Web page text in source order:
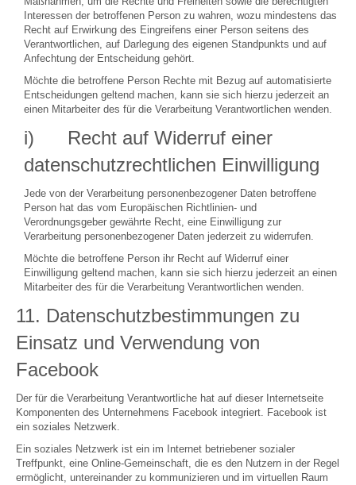
Interessen der betroffenen Person zu wahren, wozu mindestens das
Recht auf Erwirkung des Eingreifens einer Person seitens des
Verantwortlichen, auf Darlegung des eigenen Standpunkts und auf
Anfechtung der Entscheidung gehört.
Möchte die betroffene Person Rechte mit Bezug auf automatisierte
Entscheidungen geltend machen, kann sie sich hierzu jederzeit an
einen Mitarbeiter des für die Verarbeitung Verantwortlichen wenden.
i) Recht auf Widerruf einer
datenschutzrechtlichen Einwilligung
Jede von der Verarbeitung personenbezogener Daten betroffene
Person hat das vom Europäischen Richtlinien- und
Verordnungsgeber gewährte Recht, eine Einwilligung zur
Verarbeitung personenbezogener Daten jederzeit zu widerrufen.
Möchte die betroffene Person ihr Recht auf Widerruf einer
Einwilligung geltend machen, kann sie sich hierzu jederzeit an einen
Mitarbeiter des für die Verarbeitung Verantwortlichen wenden.
11. Datenschutzbestimmungen zu
Einsatz und Verwendung von
Facebook
Der für die Verarbeitung Verantwortliche hat auf dieser Internetseite
Komponenten des Unternehmens Facebook integriert. Facebook ist
ein soziales Netzwerk.
Ein soziales Netzwerk ist ein im Internet betriebener sozialer
Treffpunkt, eine Online-Gemeinschaft, die es den Nutzern in der Regel
ermöglicht, untereinander zu kommunizieren und im virtuellen Raum